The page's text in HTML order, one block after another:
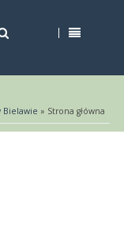
Bielawie » Strona główna